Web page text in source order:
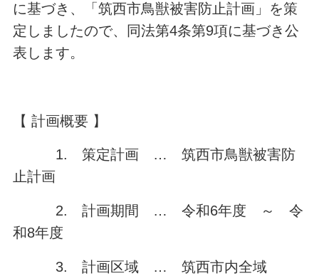
に基づき、「筑西市鳥獣被害防止計画」を策
定しましたので、同法第4条第9項に基づき公
表します。
【 計画概要 】
1. 策定計画 … 筑西市鳥獣被害防
止計画
2. 計画期間 … 令和6年度 ～ 令
和8年度
3. 計画区域 … 筑西市内全域